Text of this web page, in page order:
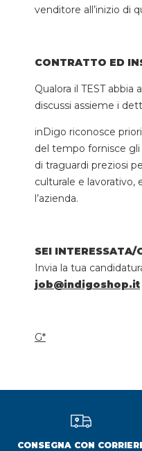
venditore all’inizio di
CONTRATTO ED
Qualora il TEST
discussi assieme i
inDigo riconosce
del tempo fornisce
di traguardi preziosi
culturale e lavorativo,
l’azienda.
SEI INTERESSATA/
Invia la tua
job@indigoshop.it
G*
CONSEGNA CON